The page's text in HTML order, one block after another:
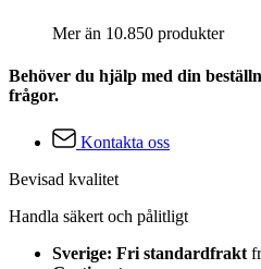
Mer än 10.850 produkter
Behöver du hjälp med din
frågor.
Kontakta oss
Bevisad kvalitet
Handla säkert och pålitligt
Sverige: Fri standardfrakt